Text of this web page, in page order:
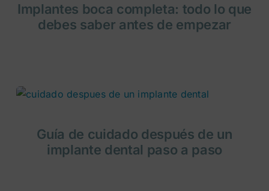
Implantes boca completa: todo lo que
debes saber antes de empezar
Guía de cuidado después de un
implante dental paso a paso